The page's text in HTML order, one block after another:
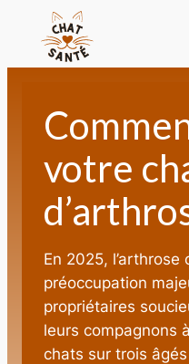
votre
En 2025,
préoccupation
propriétaires
leurs compagnons
chats sur trois